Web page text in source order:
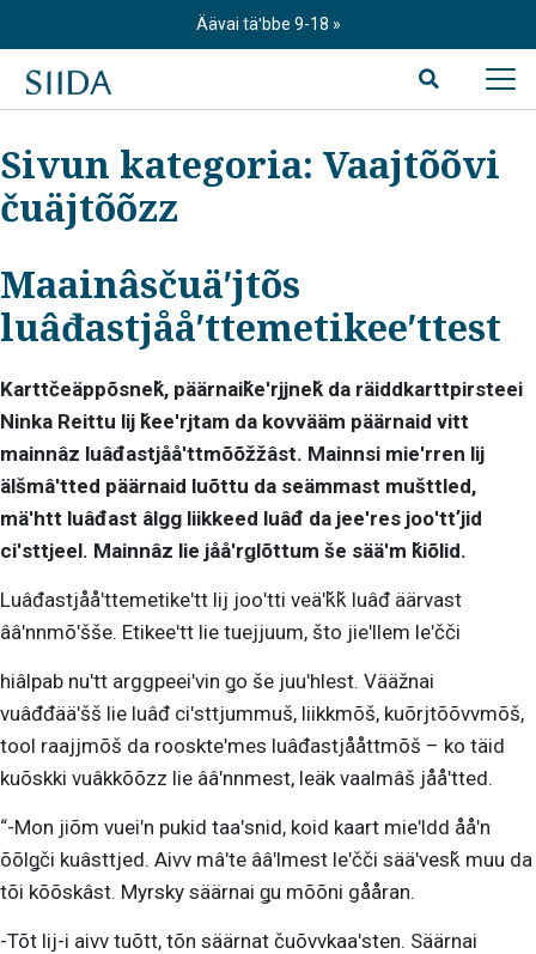
Äävai täʹbbe 9-18
Sivun kategoria: Vaajtõõvi
čuäjtõõzz
Maainâsčuäʹjtõs
luâđastjååʹttemetikeeʹttest
Karttčeäppõsneǩ, päärnaiǩeʹrjjneǩ da räiddkarttpirsteei
Ninka Reittu lij ǩeeʹrjtam da kovvääm päärnaid vitt
mainnâz luâđastjååʹttmõõžžâst. Mainnsi mieʹrren lij
älšmâʹtted päärnaid luõttu da seämmast mušttled,
mäʹhtt luâđast âlgg liikkeed luâđ da jeeʹres jooʹttʼjid
ciʹsttjeel. Mainnâz lie jååʹrǥlõttum še sääʹm ǩiõlid.
Luâđastjååʹttemetikeʹtt lij jooʹtti veäʹǩǩ luâđ äärvast
ââʹnnmõʹšše. Etikeeʹtt lie tuejjuum, što jieʹllem leʹčči
hiâlpab nuʹtt arggpeeiʹvin ǥo še juuʹhlest. Vääžnai
vuâđđääʹšš lie luâđ ciʹsttjummuš, liikkmõš, kuõrjtõõvvmõš,
tool raajjmõš da rooskteʹmes luâđastjååttmõš – ko täid
kuõskki vuâkkõõzz lie ââʹnnmest, leäk vaalmâš jååʹtted.
“-Mon jiõm vueiʹn pukid taaʹsnid, koid kaart mieʹldd ååʹn
õõlǥči kuâsttjed. Aivv mâʹte ââʹlmest leʹčči sääʹvesǩ muu da
tõi kõõskâst. Myrsky säärnai ǥu mõõni gååran.
-Tõt lij-i aivv tuõtt, tõn säärnat čuõvvkaaʹsten. Säärnai